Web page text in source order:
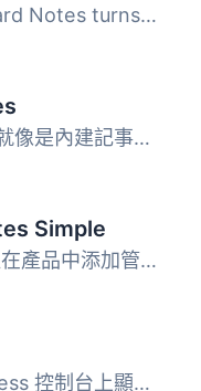
KeepInMind Dashboard Notes turns your WordPress dashboard...
這個 WordPress 外掛就像是內建記事本，可以在 WordPress 管...
Simple
一個簡單的外掛，可以在產品中添加管理員備註欄，沒有複雜的...
此外掛可以在 WordPress 控制台上顯示記事本，當事件日期過去...